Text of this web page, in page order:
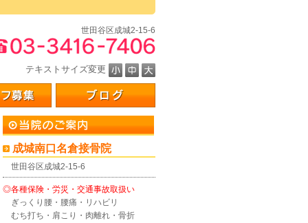
世田谷区成城2-15-6
テキストサイズ変更
成城南口名倉接骨院
世田谷区成城2-15-6
◎各種保険・労災・交通事故取扱い
ぎっくり腰・腰痛・リハビリ
むち打ち・肩こり・肉離れ・骨折